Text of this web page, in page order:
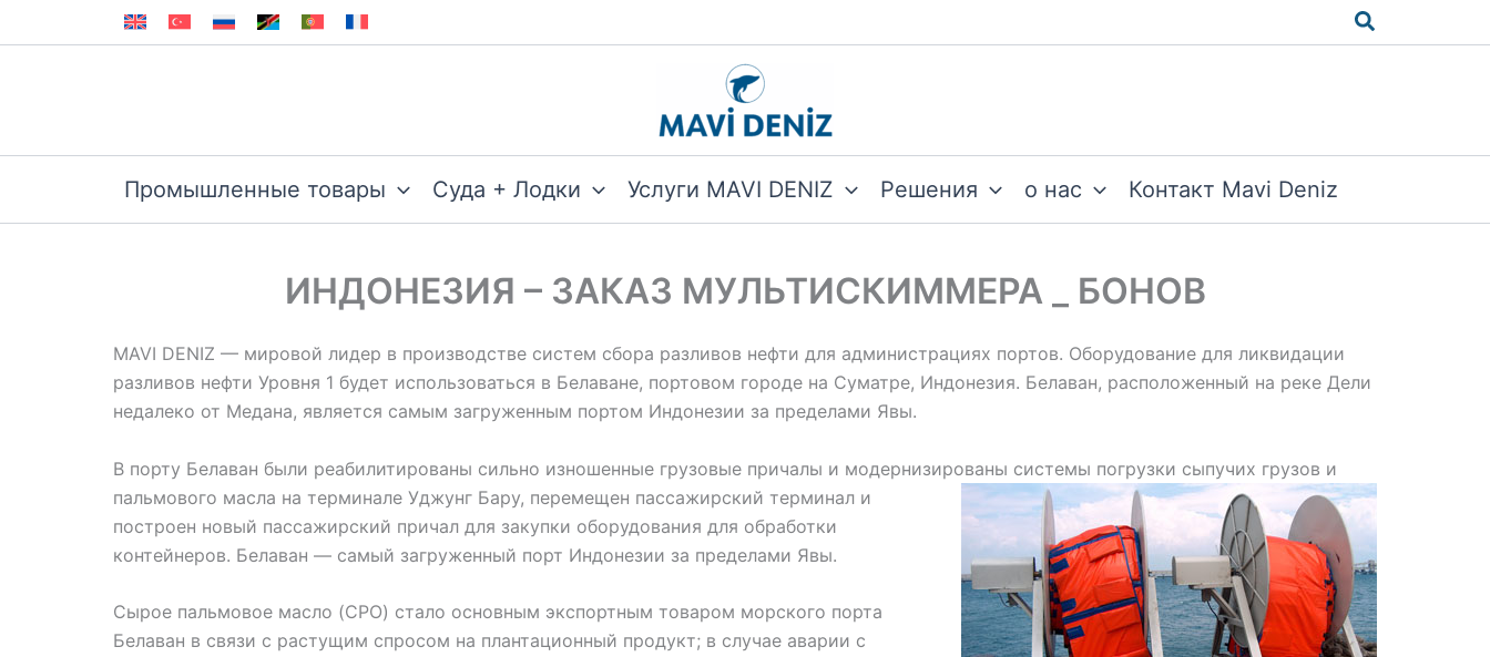
к
Поиск
Промышленные товары Суда + Лодки Услуги MAVI DENIZ Решения о нас Контакт Mavi Deniz
ИНДОНЕЗИЯ – ЗАКАЗ МУЛЬТИСКИММЕРА _ БОНОВ
MAVI DENIZ — мировой лидер в производстве систем сбора разливов нефти для администрациях портов. Оборудование для ликвидации
разливов нефти Уровня 1 будет использоваться в Белаване, портовом городе на Суматре, Индонезия. Белаван, расположенный на реке Дели
недалеко от Медана, является самым загруженным портом Индонезии за пределами Явы.
В порту Белаван были реабилитированы сильно изношенные грузовые причалы и модернизированы системы погрузки сыпучих грузов и
пальмового масла на терминале Уджунг Бару, перемещен пассажирский терминал и
построен новый пассажирский причал для закупки оборудования для обработки
контейнеров. Белаван — самый загруженный порт Индонезии за пределами Явы.
Сырое пальмовое масло (CPO) стало основным экспортным товаром морского порта
Белаван в связи с растущим спросом на плантационный продукт; в случае аварии с